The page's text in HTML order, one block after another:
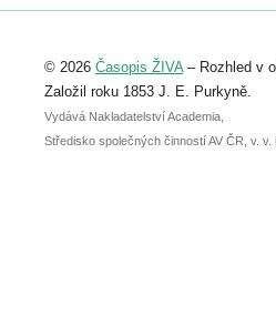
Registrovat se můžete do 6. září.
abstraktu přihlášené přednášky
posteru je už 30. června.
© 2026 Časopis ŽIVA– Rozhled v
Založil roku 1853 J. E. Purkyně.
Vydává Nakladatelství Academia,
Středisko společných činností AV ČR, v. v.